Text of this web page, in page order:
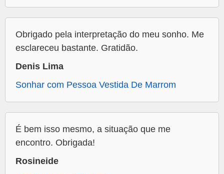
Obrigado pela interpretação do meu sonho. Me
esclareceu bastante. Gratidão.
Denis Lima
Sonhar com Pessoa Vestida De Marrom
É bem isso mesmo, a situação que me
encontro. Obrigada!
Rosineide